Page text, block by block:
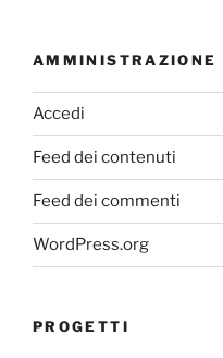
AMMINISTRAZIONE
Accedi
Feed dei contenuti
Feed dei commenti
WordPress.org
PROGETTI